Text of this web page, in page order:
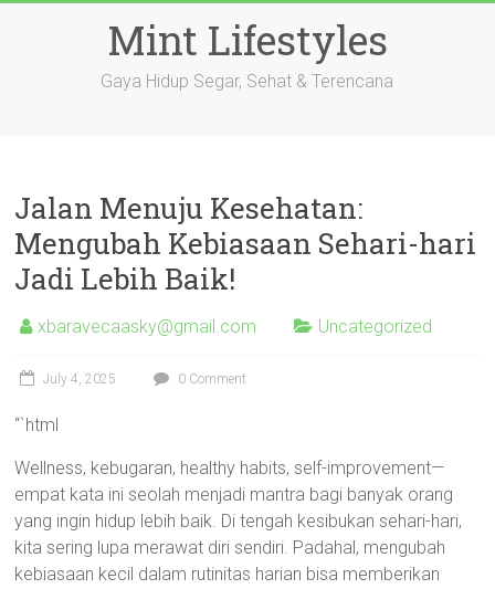
Mint Lifestyles
Gaya Hidup Segar, Sehat & Terencana
Jalan Menuju Kesehatan:
Mengubah Kebiasaan Sehari-hari
Jadi Lebih Baik!
xbaravecaasky@gmail.com Uncategorized
July 4, 2025 0 Comment
“`html
Wellness, kebugaran, healthy habits, self-improvement—
empat kata ini seolah menjadi mantra bagi banyak orang
yang ingin hidup lebih baik. Di tengah kesibukan sehari-hari,
kita sering lupa merawat diri sendiri. Padahal, mengubah
kebiasaan kecil dalam rutinitas harian bisa memberikan